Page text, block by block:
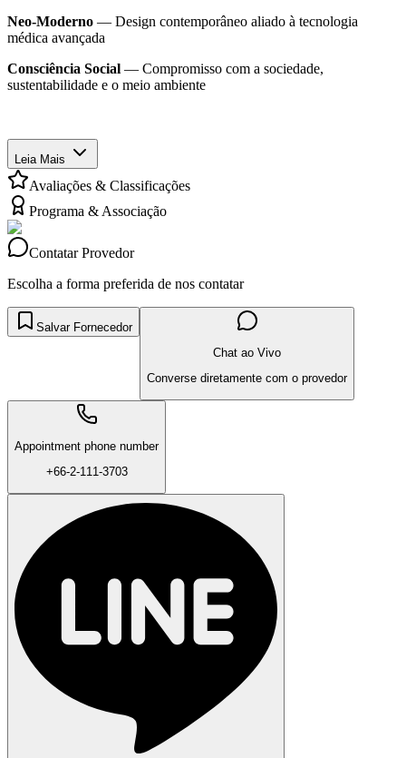
Neo-Moderno — Design contemporâneo aliado à tecnologia
médica avançada
Consciência Social — Compromisso com a sociedade,
sustentabilidade e o meio ambiente
Leia Mais
Avaliações & Classificações
Programa & Associação
Contatar Provedor
Escolha a forma preferida de nos contatar
Salvar Fornecedor
Chat ao Vivo
Converse diretamente com o provedor
Appointment phone number
+66-2-111-3703